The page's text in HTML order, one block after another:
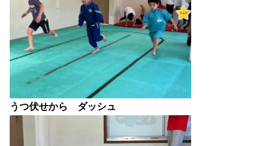
うつ伏せから ダッシュ